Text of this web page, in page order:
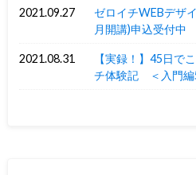
2021.09.27
ゼロイチWEBデ
月開講)申込受付中
2021.08.31
【実録！】45日で
チ体験記 ＜入門編